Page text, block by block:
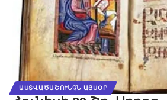
ԱՍՏՎԱԾԱՇՈՒՆՉՆ ԱՅՍՕՐ